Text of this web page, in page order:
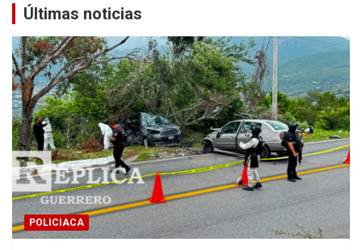
Últimas noticias
POLICIACA